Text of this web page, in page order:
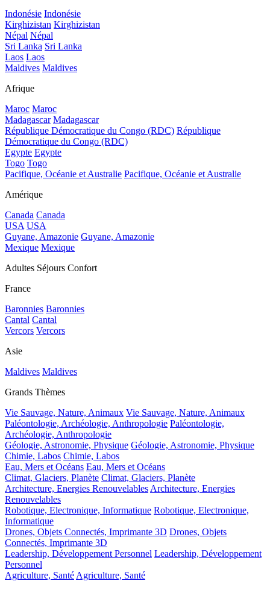
Indonésie Indonésie
Kirghizistan Kirghizistan
Népal Népal
Sri Lanka Sri Lanka
Laos Laos
Maldives Maldives
Afrique
Maroc Maroc
Madagascar Madagascar
République Démocratique du Congo (RDC) République
Démocratique du Congo (RDC)
Egypte Egypte
Togo Togo
Pacifique, Océanie et Australie Pacifique, Océanie et Australie
Amérique
Canada Canada
USA USA
Guyane, Amazonie Guyane, Amazonie
Mexique Mexique
Adultes Séjours Confort
France
Baronnies Baronnies
Cantal Cantal
Vercors Vercors
Asie
Maldives Maldives
Grands Thèmes
Vie Sauvage, Nature, Animaux Vie Sauvage, Nature, Animaux
Paléontologie, Archéologie, Anthropologie Paléontologie,
Archéologie, Anthropologie
Géologie, Astronomie, Physique Géologie, Astronomie, Physique
Chimie, Labos Chimie, Labos
Eau, Mers et Océans Eau, Mers et Océans
Climat, Glaciers, Planète Climat, Glaciers, Planète
Architecture, Energies RenouvelablesArchitecture, Energies
Renouvelables
Robotique, Electronique, Informatique Robotique, Electronique,
Informatique
Drones, Objets Connectés, Imprimante 3D Drones, Objets
Connectés, Imprimante 3D
Leadership, Développement Personnel Leadership, Développement
Personnel
Agriculture, SantéAgriculture, Santé